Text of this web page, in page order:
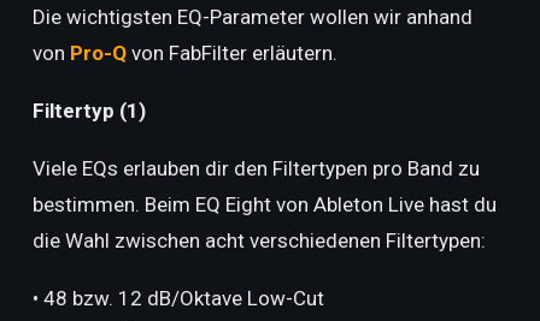
Die wichtigsten EQ-Parameter wollen wir anhand
von Pro-Qvon FabFilter erläutern.
Filtertyp (1)
Viele EQs erlauben dir den Filtertypen pro Band zu
bestimmen. Beim EQ Eight von Ableton Live hast du
die Wahl zwischen acht verschiedenen Filtertypen:
• 48 bzw. 12 dB/Oktave Low-Cut